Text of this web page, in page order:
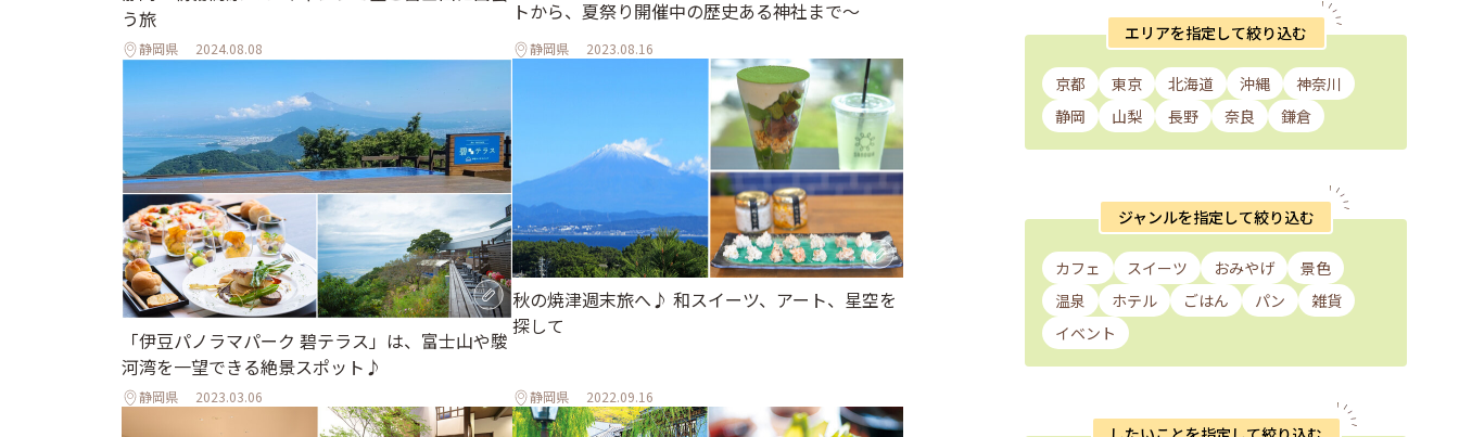
う旅
静岡県 2024.08.08
トから、夏祭り開催中の歴史ある神社まで～
静岡県 2023.08.16
「伊豆パノラマパーク 碧テラス」は、富士山や駿
河湾を一望できる絶景スポット♪
静岡県 2023.03.06
秋の焼津週末旅へ♪ 和スイーツ、アート、星空を
探して
静岡県 2022.09.16
エリアを指定して絞り込む
京都 東京 北海道 沖縄
神奈川
静岡
山梨 長野 奈良 鎌倉
ジャンルを指定して絞り込む
カフェ スイーツ おみやげ
景色
温泉
ホテル ごはん パン
雑貨
イベント